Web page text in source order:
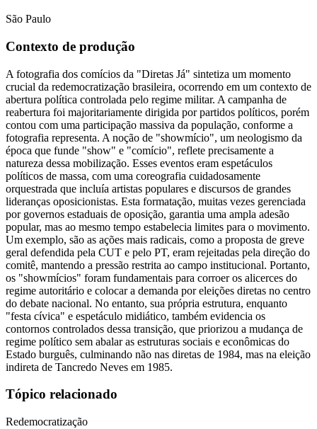
São Paulo
Contexto de produção
A fotografia dos comícios da "Diretas Já" sintetiza um momento
crucial da redemocratização brasileira, ocorrendo em um contexto de
abertura política controlada pelo regime militar. A campanha de
reabertura foi majoritariamente dirigida por partidos políticos, porém
contou com uma participação massiva da população, conforme a
fotografia representa. A noção de "showmício", um neologismo da
época que funde "show" e "comício", reflete precisamente a
natureza dessa mobilização. Esses eventos eram espetáculos
políticos de massa, com uma coreografia cuidadosamente
orquestrada que incluía artistas populares e discursos de grandes
lideranças oposicionistas. Esta formatação, muitas vezes gerenciada
por governos estaduais de oposição, garantia uma ampla adesão
popular, mas ao mesmo tempo estabelecia limites para o movimento.
Um exemplo, são as ações mais radicais, como a proposta de greve
geral defendida pela CUT e pelo PT, eram rejeitadas pela direção do
comitê, mantendo a pressão restrita ao campo institucional. Portanto,
os "showmícios" foram fundamentais para corroer os alicerces do
regime autoritário e colocar a demanda por eleições diretas no centro
do debate nacional. No entanto, sua própria estrutura, enquanto
"festa cívica" e espetáculo midiático, também evidencia os
contornos controlados dessa transição, que priorizou a mudança de
regime político sem abalar as estruturas sociais e econômicas do
Estado burguês, culminando não nas diretas de 1984, mas na eleição
indireta de Tancredo Neves em 1985.
Tópico relacionado
Redemocratização